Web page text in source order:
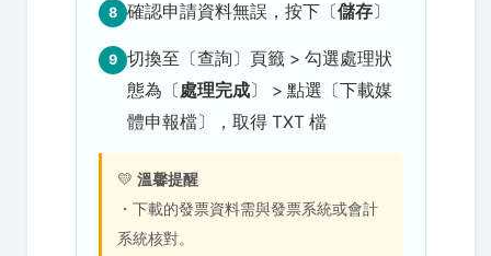
8 確認申請資料無誤，按下〔儲存〕
9 切換至〔查詢〕頁籤 > 勾選處理狀
態為〔處理完成〕 > 點選〔下載媒
體申報檔〕，取得 TXT 檔
💛 溫馨提醒
・下載的發票資料需與發票系統或會計
系統核對。